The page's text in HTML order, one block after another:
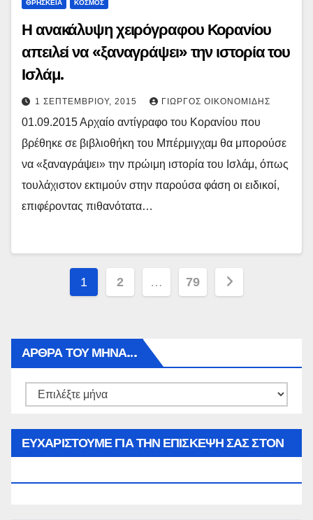
ΘΡΗΣΚΕΙΑ ΚΟΣΜΟΣ
Η ανακάλυψη χειρόγραφου Κορανίου
απειλεί να «ξαναγράψει» την ιστορία του
Ισλάμ.
1 ΣΕΠΤΕΜΒΡΊΟΥ, 2015 ΓΙΏΡΓΟΣ ΟΙΚΟΝΟΜΊΔΗΣ
01.09.2015 Αρχαίο αντίγραφο του Κορανίου που
βρέθηκε σε βιβλιοθήκη του Μπέρμιγχαμ θα μπορούσε
να «ξαναγράψει» την πρώιμη ιστορία του Ισλάμ, όπως
τουλάχιστον εκτιμούν στην παρούσα φάση οι ειδικοί,
επιφέροντας πιθανότατα…
Πλοήγηση
1 2 … 79
ΑΡΘΡΑ ΤΟΥ ΜΉΝΑ…
Αρθρα
ΕΥΧΑΡΙΣΤΟΥΜΕ ΓΙΑ ΤΗΝ ΕΠΙΣΚΕΨΗ ΣΑΣ ΣΤΟΝ